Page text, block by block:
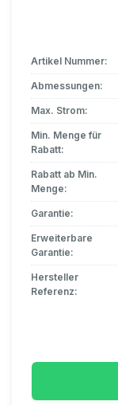
Artikel Nummer:
Abmessungen:
Max. Strom:
Min. Menge für
Rabatt:
Rabatt ab Min.
Menge:
Garantie:
Erweiterbare
Garantie:
Hersteller
Referenz: